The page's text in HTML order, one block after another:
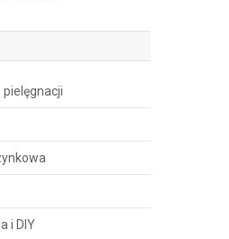
pielęgnacji
i DIY